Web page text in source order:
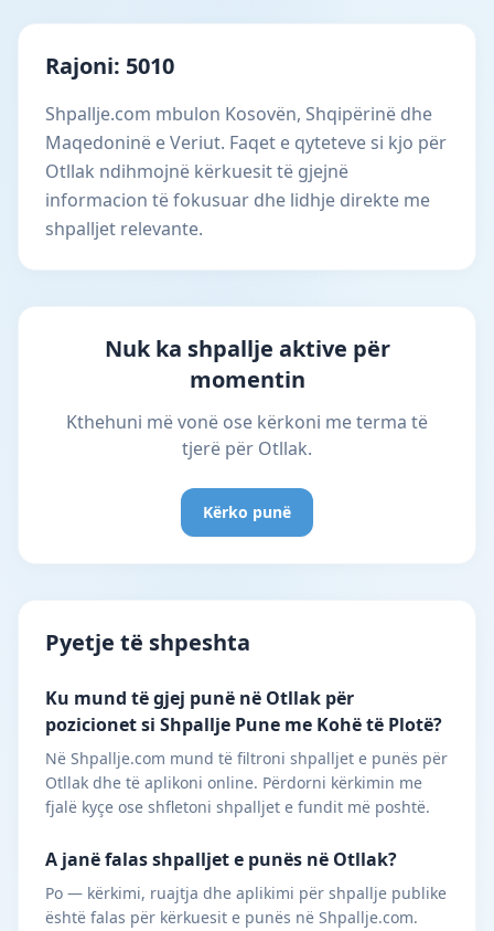
Rajoni: 5010
Shpallje.com mbulon Kosovën, Shqipërinë dhe
Maqedoninë e Veriut. Faqet e qyteteve si kjo për
Otllak ndihmojnë kërkuesit të gjejnë
informacion të fokusuar dhe lidhje direkte me
shpalljet relevante.
Nuk ka shpallje aktive për
momentin
Kthehuni më vonë ose kërkoni me terma të
tjerë për Otllak.
Kërko punë
Pyetje të shpeshta
Ku mund të gjej punë në Otllak për
pozicionet si Shpallje Pune me Kohë të Plotë?
Në Shpallje.com mund të filtroni shpalljet e punës për
Otllak dhe të aplikoni online. Përdorni kërkimin me
fjalë kyçe ose shfletoni shpalljet e fundit më poshtë.
A janë falas shpalljet e punës në Otllak?
Po — kërkimi, ruajtja dhe aplikimi për shpallje publike
është falas për kërkuesit e punës në Shpallje.com.